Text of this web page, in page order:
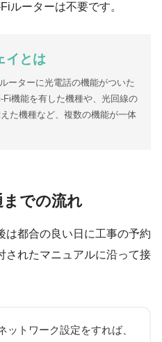
ルーターは不要です。
イとは
ーターに光電話の機能がついた
機能を有した機種や、光回線の
た機種など、複数の機能が一体
での流れ
は都合の良い日に工事の予約
されたマニュアルに沿って接
ットワーク設定をすれば、